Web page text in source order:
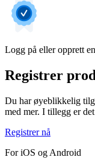
Logg på eller opprett
Registrer
Du har øyeblikkelig
med mer. I tillegg er
Registrer nå
For iOS og Android